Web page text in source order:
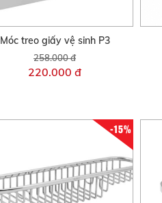
Móc treo giấy vệ sinh P3
258.000 đ
220.000 đ
-15%